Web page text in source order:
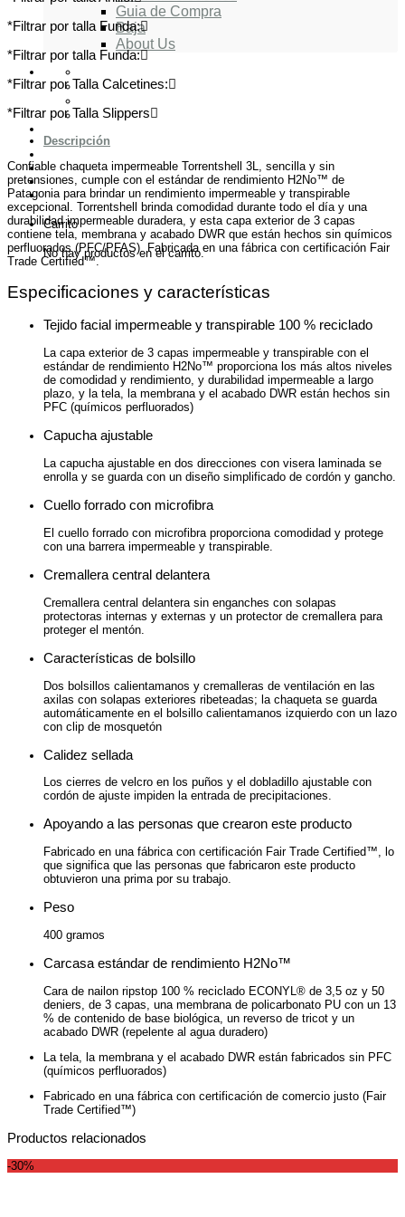
Guia de Compra
Baja
About Us
Carrito
No hay productos en el carrito.
*Filtrar por talla Funda:
*Filtrar por talla Funda:
*Filtrar por Talla Calcetines:
*Filtrar por Talla Slippers
Descripción
Confiable chaqueta impermeable Torrentshell 3L, sencilla y sin
pretensiones, cumple con el estándar de rendimiento H2No™ de
Patagonia para brindar un rendimiento impermeable y transpirable
excepcional. Torrentshell brinda comodidad durante todo el día y una
durabilidad impermeable duradera, y esta capa exterior de 3 capas
contiene tela, membrana y acabado DWR que están hechos sin químicos
perfluorados (PFC/PFAS). Fabricada en una fábrica con certificación Fair
Trade Certified™.
Especificaciones y características
Tejido facial impermeable y transpirable 100 % reciclado
La capa exterior de 3 capas impermeable y transpirable con el
estándar de rendimiento H2No™ proporciona los más altos niveles
de comodidad y rendimiento, y durabilidad impermeable a largo
plazo, y la tela, la membrana y el acabado DWR están hechos sin
PFC (químicos perfluorados)
Capucha ajustable
La capucha ajustable en dos direcciones con visera laminada se
enrolla y se guarda con un diseño simplificado de cordón y gancho.
Cuello forrado con microfibra
El cuello forrado con microfibra proporciona comodidad y protege
con una barrera impermeable y transpirable.
Cremallera central delantera
Cremallera central delantera sin enganches con solapas
protectoras internas y externas y un protector de cremallera para
proteger el mentón.
Características de bolsillo
Dos bolsillos calientamanos y cremalleras de ventilación en las
axilas con solapas exteriores ribeteadas; la chaqueta se guarda
automáticamente en el bolsillo calientamanos izquierdo con un lazo
con clip de mosquetón
Calidez sellada
Los cierres de velcro en los puños y el dobladillo ajustable con
cordón de ajuste impiden la entrada de precipitaciones.
Apoyando a las personas que crearon este producto
Fabricado en una fábrica con certificación Fair Trade Certified™, lo
que significa que las personas que fabricaron este producto
obtuvieron una prima por su trabajo.
Peso
400 gramos
Carcasa estándar de rendimiento H2No™
Cara de nailon ripstop 100 % reciclado ECONYL® de 3,5 oz y 50
deniers, de 3 capas, una membrana de policarbonato PU con un 13
% de contenido de base biológica, un reverso de tricot y un
acabado DWR (repelente al agua duradero)
La tela, la membrana y el acabado DWR están fabricados sin PFC
(químicos perfluorados)
Fabricado en una fábrica con certificación de comercio justo (Fair
Trade Certified™)
Productos relacionados
-30%